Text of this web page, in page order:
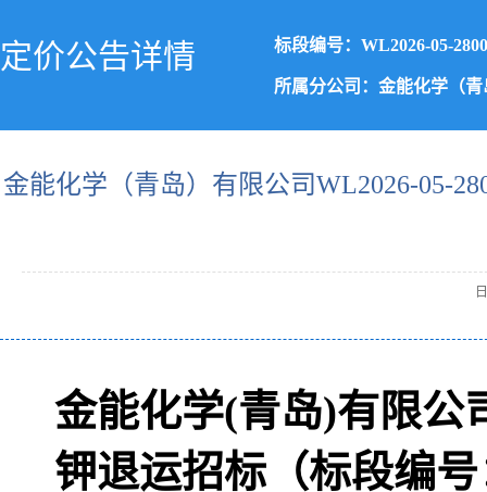
定价公告详情 标段编号：WL2026-05-
所属分公司：金能化学（
金能化学（青岛）有限公司WL2026-05-